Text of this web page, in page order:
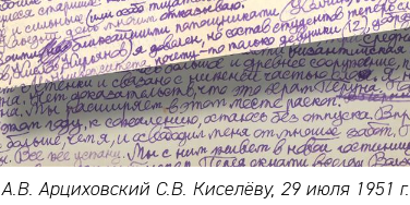
А.В. Арциховский С.В. Киселёву, 29 июля 1951 г.